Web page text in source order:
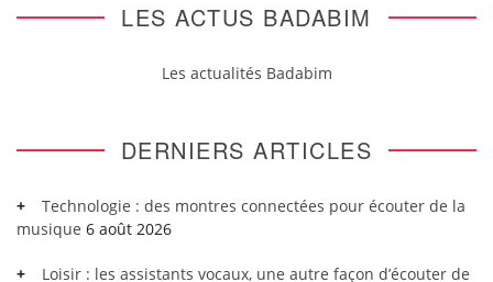
LES ACTUS BADABIM
Les actualités Badabim
DERNIERS ARTICLES
Technologie : des montres connectées pour écouter de la
musique 6 août 2026
Loisir : les assistants vocaux, une autre façon d’écouter de